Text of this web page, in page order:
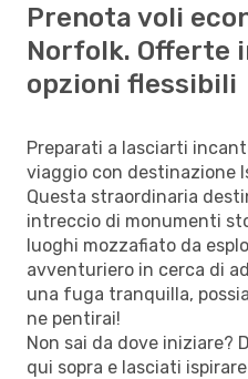
Prenota voli
Norfolk. Offerte
opzioni flessibili
Preparati a lasciarti
viaggio con destinazione
Questa straordinaria
intreccio di monumenti
luoghi mozzafiato da
avventuriero in cerca di
una fuga tranquilla,
ne pentirai!
Non sai da dove iniziare?
qui sopra e lasciati